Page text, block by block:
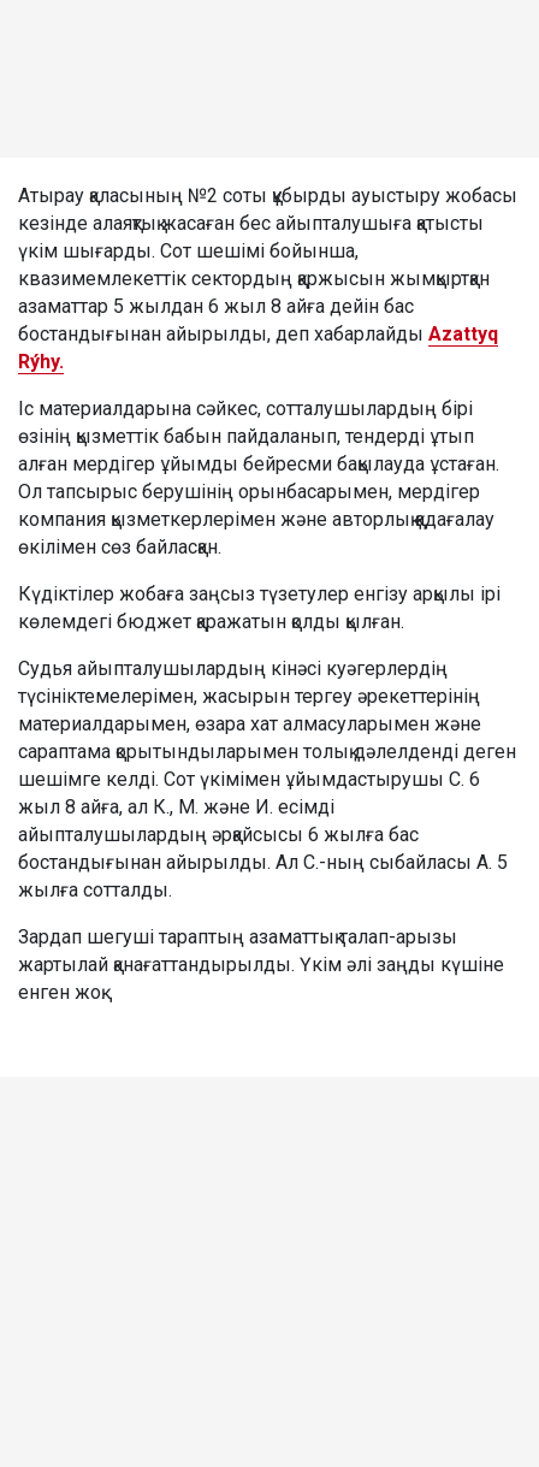
Атырау қаласының №2 соты құбырды ауыстыру жобасы
кезінде алаяқтық жасаған бес айыпталушыға қатысты
үкім шығарды. Сот шешімі бойынша,
квазимемлекеттік сектордың қаржысын жымқыртқан
азаматтар 5 жылдан 6 жыл 8 айға дейін бас
бостандығынан айырылды, деп хабарлайды Azattyq
Rýhy.
Іс материалдарына сәйкес, сотталушылардың бірі
өзінің қызметтік бабын пайдаланып, тендерді ұтып
алған мердігер ұйымды бейресми бақылауда ұстаған.
Ол тапсырыс берушінің орынбасарымен, мердігер
компания қызметкерлерімен және авторлық қадағалау
өкілімен сөз байласқан.
Күдіктілер жобаға заңсыз түзетулер енгізу арқылы ірі
көлемдегі бюджет қаражатын қолды қылған.
Судья айыпталушылардың кінәсі куәгерлердің
түсініктемелерімен, жасырын тергеу әрекеттерінің
материалдарымен, өзара хат алмасуларымен және
сараптама қорытындыларымен толық дәлелденді деген
шешімге келді. Сот үкімімен ұйымдастырушы С. 6
жыл 8 айға, ал К., М. және И. есімді
айыпталушылардың әрқайсысы 6 жылға бас
бостандығынан айырылды. Ал С.-ның сыбайласы А. 5
жылға сотталды.
Зардап шегуші тараптың азаматтық талап-арызы
жартылай қанағаттандырылды. Үкім әлі заңды күшіне
енген жоқ.